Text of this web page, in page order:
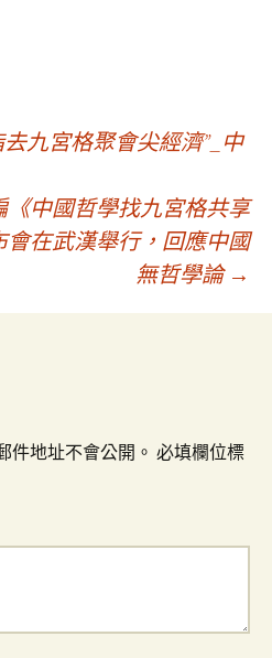
去九宮格聚會尖經濟”_中
中國哲學找九宮格共享
在武漢舉行，回應中國
無哲學論 →
件地址不會公開。 必填欄位標